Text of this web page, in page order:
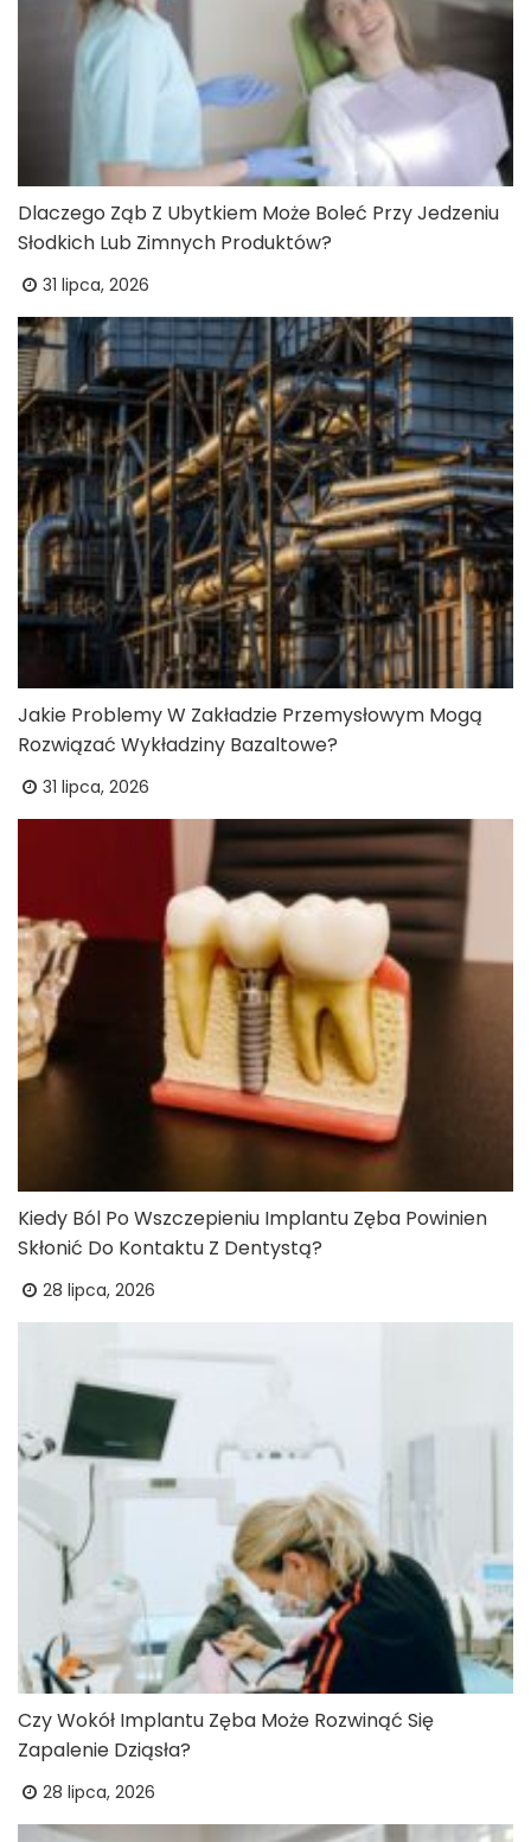
Dlaczego Ząb Z Ubytkiem Może Boleć Przy Jedzeniu
Słodkich Lub Zimnych Produktów?
31 lipca, 2026
Jakie Problemy W Zakładzie Przemysłowym Mogą
Rozwiązać Wykładziny Bazaltowe?
31 lipca, 2026
Kiedy Ból Po Wszczepieniu Implantu Zęba Powinien
Skłonić Do Kontaktu Z Dentystą?
28 lipca, 2026
Czy Wokół Implantu Zęba Może Rozwinąć Się
Zapalenie Dziąsła?
28 lipca, 2026